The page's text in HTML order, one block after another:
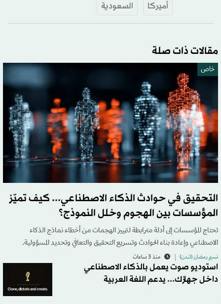
أميركا
السعودية
مقالات ذات صلة
خاص
التحقيق في حوادث الذكاء الاصطناعي... كيف تميّز
المؤسسات بين الهجوم وخلل النموذج؟
تحتاج المؤسسات إلى أدلة مترابطة لتمييز الهجمات من أخطاء نماذج الذكاء
الاصطناعي وإعادة بناء الحوادث وتسريع التحقيق والتعافي وتحديد المسؤولية.
نسيم رمضان (لندن) منذ 3 ساعات
استوديو صوت يعمل بالذكاء الاصطناعي
داخل جهازك... يدعم اللغة العربية